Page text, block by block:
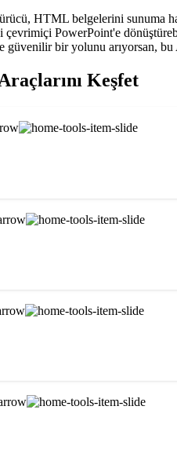
HTML belgelerini sunuma
çevrimiçi PowerPoint'e
güvenilir bir yolunu arıyorsan,
Keşfet